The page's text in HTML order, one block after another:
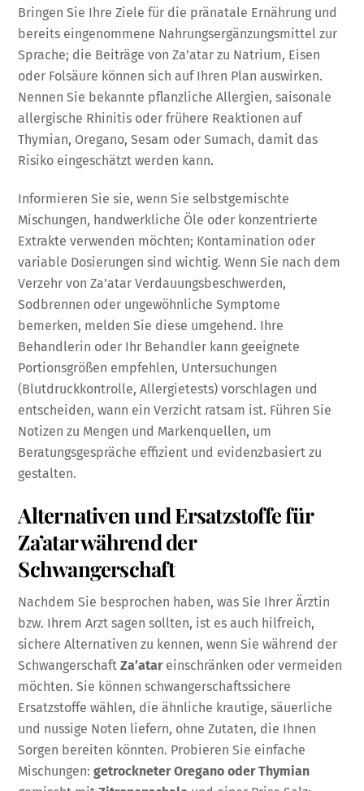
Bringen Sie Ihre Ziele für die pränatale Ernährung und
bereits eingenommene Nahrungsergänzungsmittel zur
Sprache; die Beiträge von Za’atar zu Natrium, Eisen
oder Folsäure können sich auf Ihren Plan auswirken.
Nennen Sie bekannte pflanzliche Allergien, saisonale
allergische Rhinitis oder frühere Reaktionen auf
Thymian, Oregano, Sesam oder Sumach, damit das
Risiko eingeschätzt werden kann.
Informieren Sie sie, wenn Sie selbstgemischte
Mischungen, handwerkliche Öle oder konzentrierte
Extrakte verwenden möchten; Kontamination oder
variable Dosierungen sind wichtig. Wenn Sie nach dem
Verzehr von Za’atar Verdauungsbeschwerden,
Sodbrennen oder ungewöhnliche Symptome
bemerken, melden Sie diese umgehend. Ihre
Behandlerin oder Ihr Behandler kann geeignete
Portionsgrößen empfehlen, Untersuchungen
(Blutdruckkontrolle, Allergietests) vorschlagen und
entscheiden, wann ein Verzicht ratsam ist. Führen Sie
Notizen zu Mengen und Markenquellen, um
Beratungsgespräche effizient und evidenzbasiert zu
gestalten.
Alternativen und Ersatzstoffe für
Za’atar während der
Schwangerschaft
Nachdem Sie besprochen haben, was Sie Ihrer Ärztin
bzw. Ihrem Arzt sagen sollten, ist es auch hilfreich,
sichere Alternativen zu kennen, wenn Sie während der
SchwangerschaftZa’atareinschränken oder vermeiden
möchten. Sie können schwangerschaftssichere
Ersatzstoffe wählen, die ähnliche krautige, säuerliche
und nussige Noten liefern, ohne Zutaten, die Ihnen
Sorgen bereiten könnten. Probieren Sie einfache
Mischungen:getrockneter Oregano oder Thymian